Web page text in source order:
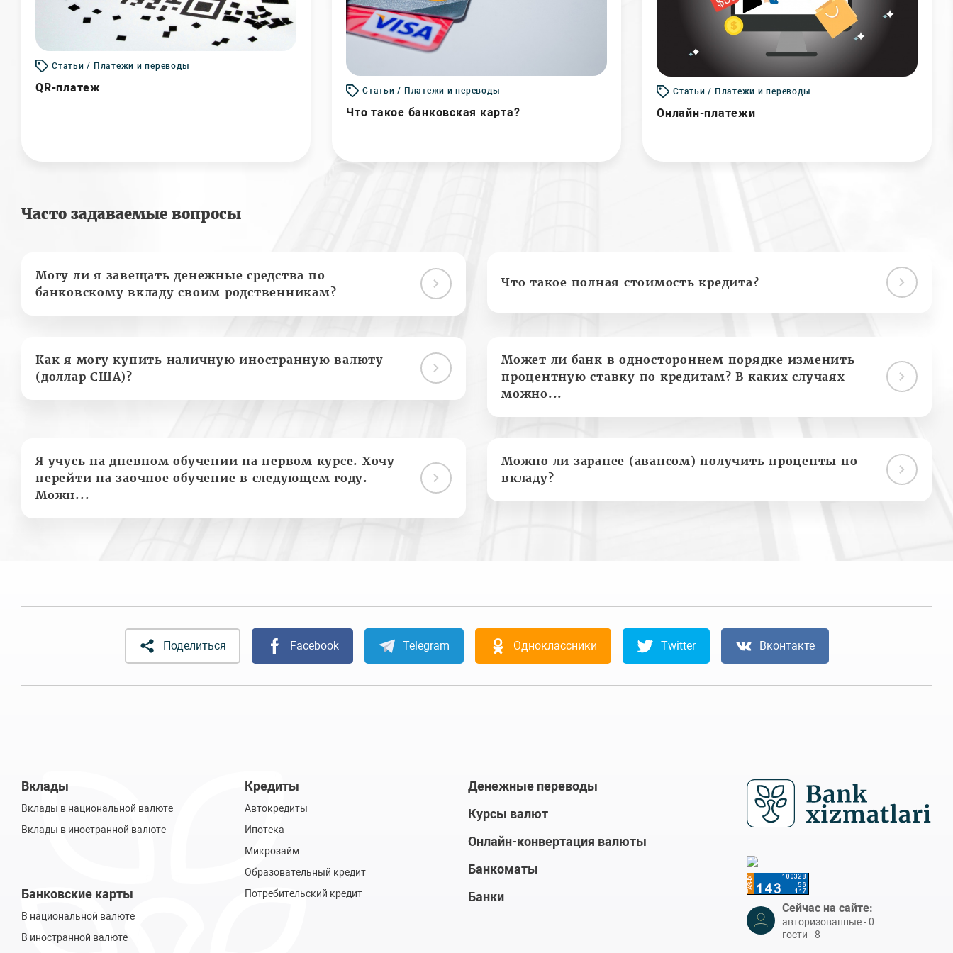
Статьи / Платежи и переводы
QR-платеж Статьи / Платежи и переводы
Что такое банковская карта?
Статьи / Платежи и переводы
Онлайн-платежи
Часто задаваемые вопросы
Могу ли я завещать денежные средства по
банковскому вкладу своим родственникам?
Что такое полная стоимость кредита?
Как я могу купить наличную иностранную валюту
(доллар США)?
Может ли банк в одностороннем порядке изменить
процентную ставку по кредитам? В каких случаях
можно...
Я учусь на дневном обучении на первом курсе. Хочу
перейти на заочное обучение в следующем году.
Можн...
Можно ли заранее (авансом) получить проценты по
вкладу?
Поделиться Facebook Telegram Одноклассники Twitter Вконтакте
Вклады
Вклады в национальной валюте
Вклады в иностранной валюте
Банковские карты
В национальной валюте
В иностранной валюте
Кредиты
Автокредиты
Ипотека
Микрозайм
Образовательный кредит
Потребительский кредит
Денежные переводы
Курсы валют
Онлайн-конвертация валюты
Банкоматы
Банки
Сейчас на сайте:
авторизованные - 0
гости - 8